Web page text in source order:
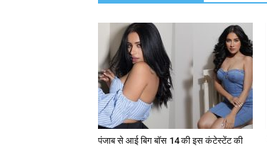
पंजाब से आई बिग बॉस 14 की इस कंटेस्टेंट की